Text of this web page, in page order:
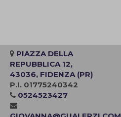
PIAZZA DELLA
REPUBBLICA 12,
43036, FIDENZA (PR)
P.I. 01775240342
0524523427